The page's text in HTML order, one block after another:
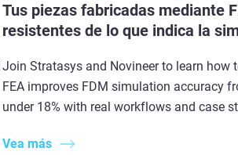
Tus piezas fabricadas mediante
resistentes de lo que indica la
Join Stratasys and Novineer to learn how
FEA improves FDM simulation accuracy
under 18% with real workflows and case
Vea más